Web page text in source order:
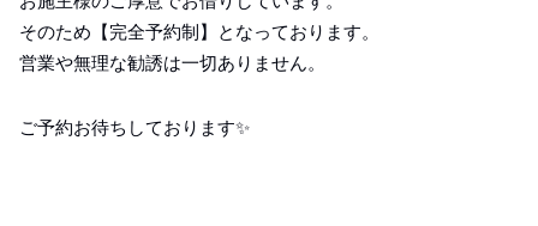
そのため【完全予約制】となっております。
営業や無理な勧誘は一切ありません。
ご予約お待ちしております✨